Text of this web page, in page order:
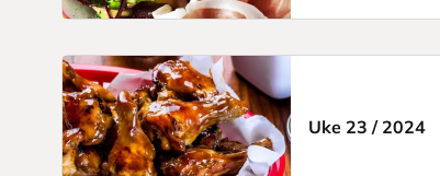
Uke 23 / 2024